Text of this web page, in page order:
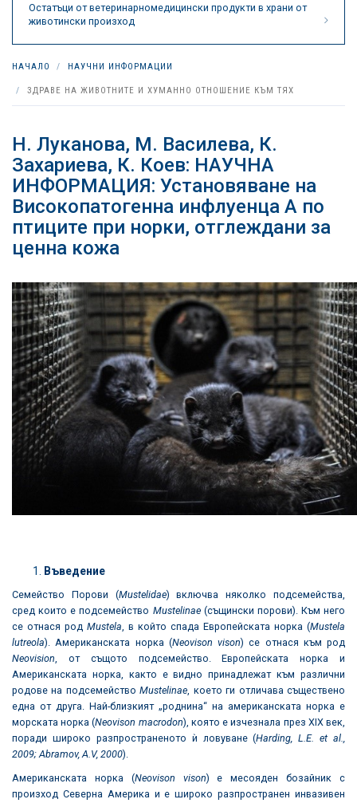
Остатъци от ветеринарномедицински продукти в храни от
животински произход
НАЧАЛО НАУЧНИ ИНФОРМАЦИИ
ЗДРАВЕ НА ЖИВОТНИТЕ И ХУМАННО ОТНОШЕНИЕ КЪМ ТЯХ
Н. Луканова, М. Василева, К.
Захариева, К. Коев: НАУЧНА
ИНФОРМАЦИЯ: Установяване на
Високопатогенна инфлуенца А по
птиците при норки, отглеждани за
ценна кожа
Въведение
Семейство Порови (Mustelidae) включва няколко подсемейства,
сред които е подсемейство Mustelinae(същински порови). Към него
се отнася род Mustela , в който спада Европейската норка (Mustela
lutreola). Американската норка (Neovison vison) се отнася към род
Neovision , от същото подсемейство. Европейската норка и
Американската норка, както е видно принадлежат към различни
родове на подсемействоMustelinae , което ги отличава съществено
една от друга. Най-близкият „роднина“ на американската норка е
морската норка (Neovison macrodon), която е изчезнала през XIX век,
поради широко разпространеното ѝ ловуване (Harding, L.E.et al.,
2009; Abramov, A.V, 2000).
Американската норка (Neovison vison) е месояден бозайник с
произход Северна Америка и е широко разпространен инвазивен